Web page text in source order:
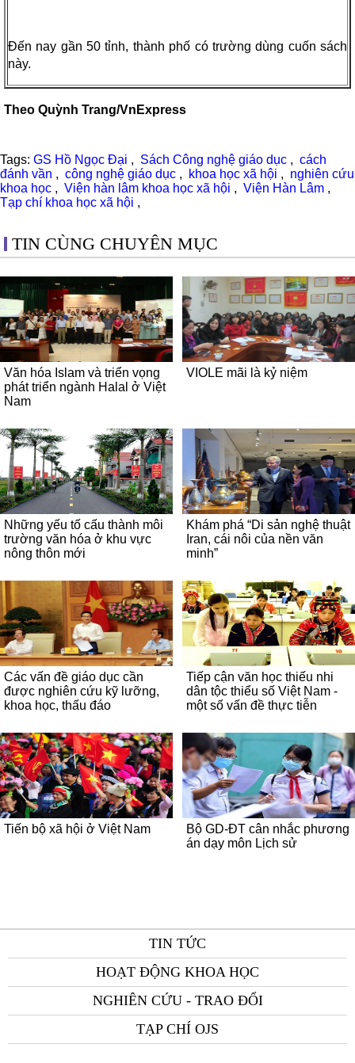
Đến nay gần 50 tỉnh, thành phố có trường dùng cuốn sách
này.
Theo Quỳnh Trang/VnExpress
Tags: GS Hồ Ngọc Đại , Sách Công nghệ giáo dục , cách
đánh vần , công nghệ giáo dục , khoa học xã hội , nghiên cứu
khoa học , Viện hàn lâm khoa học xã hội , Viện Hàn Lâm ,
Tạp chí khoa học xã hội ,
TIN CÙNG CHUYÊN MỤC
VIOLE mãi là kỷ niệm
Văn hóa Islam và triển vọng
phát triển ngành Halal ở Việt
Nam
Khám phá “Di sản nghệ thuật
Iran, cái nôi của nền văn
minh”
Những yếu tố cấu thành môi
trường văn hóa ở khu vực
nông thôn mới
Tiếp cận văn học thiếu nhi
dân tộc thiểu số Việt Nam -
một số vấn đề thực tiễn
Các vấn đề giáo dục cần
được nghiên cứu kỹ lưỡng,
khoa học, thấu đáo
Bộ GD-ĐT cân nhắc phương
án dạy môn Lịch sử
Tiến bộ xã hội ở Việt Nam
TIN TỨC
HOẠT ĐỘNG KHOA HỌC
NGHIÊN CỨU - TRAO ĐỔI
TẠP CHÍ OJS